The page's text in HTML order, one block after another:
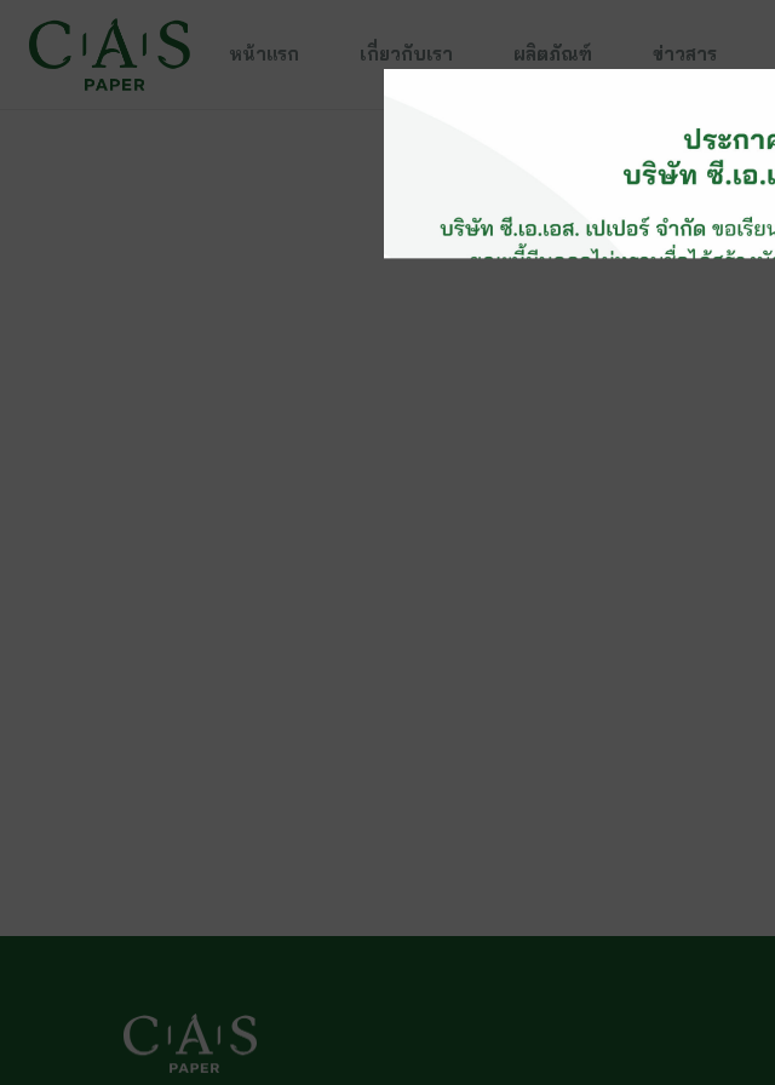
หน้าแรก เกี่ยวกับเรา ผลิตภัณฑ์ ข่าวสาร